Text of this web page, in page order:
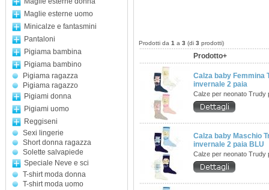
Maglie esterne uomo
Minicalze e fantasmini
Pantaloni
Pigiama bambina
Pigiama bambino
Pigiama ragazza
Pigiama ragazzo
Pigiami donna
Pigiami uomo
Reggiseni
Sexi lingerie
Short donna ragazza
Solette salvapiede
Speciale Neve e sci
T-shirt moda donna
T-shirt moda uomo
Prodotti da 1 a 3 (di 3 prodotti)
Prodotto+
Calza baby Femmina
invernale 2 paia
Calze per neonato Trudy
Calza baby Maschio
invernale 2 paia BLU
Calze per neonato Trudy